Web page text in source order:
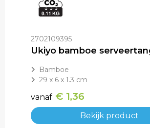
2702109395
Ukiyo bamboe
Bamboe
29 x 6 x 1.3 cm
vanaf € 1,36
Bekijk product